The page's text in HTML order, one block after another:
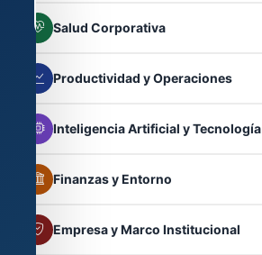
Salud Corporativa
Productividad y Operaciones
Inteligencia Artificial y Tecnología
Finanzas y Entorno
Empresa y Marco Institucional
Configuración
de
cookies
Usamos
cookies
técnicas
y,
si
lo
autorizas,
cookies
analíticas.